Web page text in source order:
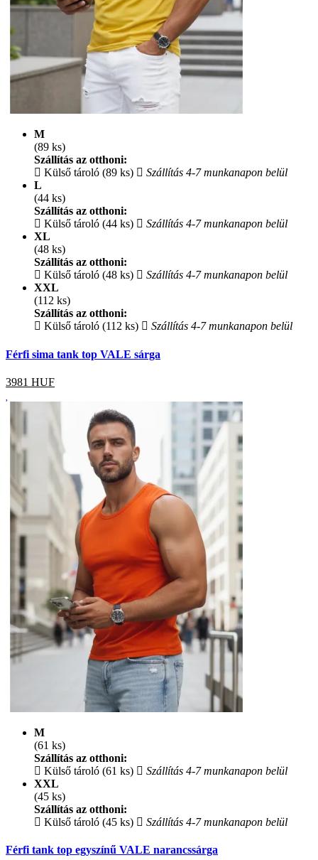
M
(89 ks)
Szállítás az otthoni:
Külső tároló (89 ks)
Szállítás 4-7 munkanapon belül
L
(44 ks)
Szállítás az otthoni:
Külső tároló (44 ks)
Szállítás 4-7 munkanapon belül
XL
(48 ks)
Szállítás az otthoni:
Külső tároló (48 ks)
Szállítás 4-7 munkanapon belül
XXL
(112 ks)
Szállítás az otthoni:
Külső tároló (112 ks)
Szállítás 4-7 munkanapon belül
Férfi sima tank top VALE sárga
3981 HUF
M
(61 ks)
Szállítás az otthoni:
Külső tároló (61 ks)
Szállítás 4-7 munkanapon belül
XXL
(45 ks)
Szállítás az otthoni:
Külső tároló (45 ks)
Szállítás 4-7 munkanapon belül
Férfi tank top egyszínű VALE narancssárga